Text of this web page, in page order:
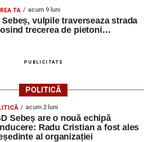
TA acum 9 luni
Sebeș, vulpile traverseaza strada
trecerea de pietoni…
PUBLICITATE
POLITICĂ
acum 2 luni
Sebeș are o nouă echipă
Radu Cristian a fost ales
al organizației